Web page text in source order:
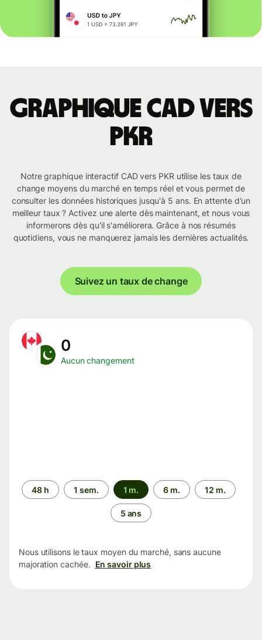
Graphique CAD vers
PKR
Notre graphique interactif CAD vers PKR utilise les taux de
change moyens du marché en temps réel et vous permet de
consulter les données historiques jusqu'à 5 ans. En attente d'un
meilleur taux ? Activez une alerte dès maintenant, et nous vous
informerons dès qu'il s'améliorera. Grâce à nos résumés
quotidiens, vous ne manquerez jamais les dernières actualités.
Suivez un taux de change
0
Aucun changement
Période
48 h 1 sem. 1 m. 6 m. 12 m.
5 ans
Nous utilisons le taux moyen du marché, sans aucune
majoration cachée. En savoir plus